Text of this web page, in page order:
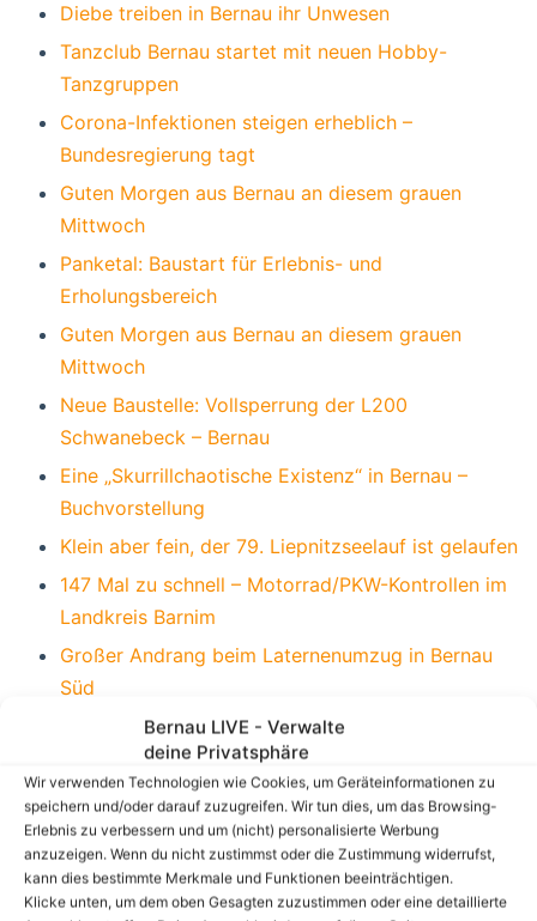
Bernau LIVE - Verwalte
deine Privatsphäre
Wir verwenden Technologien wie Cookies, um Geräteinformationen zu
speichern und/oder darauf zuzugreifen. Wir tun dies, um das Browsing-
Erlebnis zu verbessern und um (nicht) personalisierte Werbung
anzuzeigen. Wenn du nicht zustimmst oder die Zustimmung widerrufst,
kann dies bestimmte Merkmale und Funktionen beeinträchtigen.
Klicke unten, um dem oben Gesagten zuzustimmen oder eine detaillierte
Diebe treiben in Bernau ihr Unwesen
Tanzclub Bernau startet mit neuen Hobby-
Tanzgruppen
Corona-Infektionen steigen erheblich –
Bundesregierung tagt
Guten Morgen aus Bernau an diesem grauen
Mittwoch
Panketal: Baustart für Erlebnis- und
Erholungsbereich
Guten Morgen aus Bernau an diesem grauen
Mittwoch
Neue Baustelle: Vollsperrung der L200
Schwanebeck – Bernau
Eine „Skurrillchaotische Existenz“ in Bernau –
Buchvorstellung
Klein aber fein, der 79. Liepnitzseelauf ist gelaufen
147 Mal zu schnell – Motorrad/PKW-Kontrollen im
Landkreis Barnim
Großer Andrang beim Laternenumzug in Bernau
Süd
Einwohnermeldeamt Bernau nur mit vorherigem
Beherbergungsverbot für Berliner*innen im Land
Brandenburg
Bernau: Herbstferien-Angebote für Kinder und
Familien